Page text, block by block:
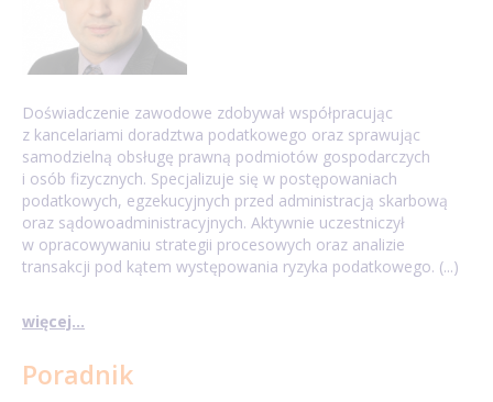
Doświadczenie zawodowe zdobywał współpracując
z kancelariami doradztwa podatkowego oraz sprawując
samodzielną obsługę prawną podmiotów gospodarczych
i osób fizycznych. Specjalizuje się w postępowaniach
podatkowych, egzekucyjnych przed administracją skarbową
oraz sądowoadministracyjnych. Aktywnie uczestniczył
w opracowywaniu strategii procesowych oraz analizie
transakcji pod kątem występowania ryzyka podatkowego. (...)
więcej...
Poradnik